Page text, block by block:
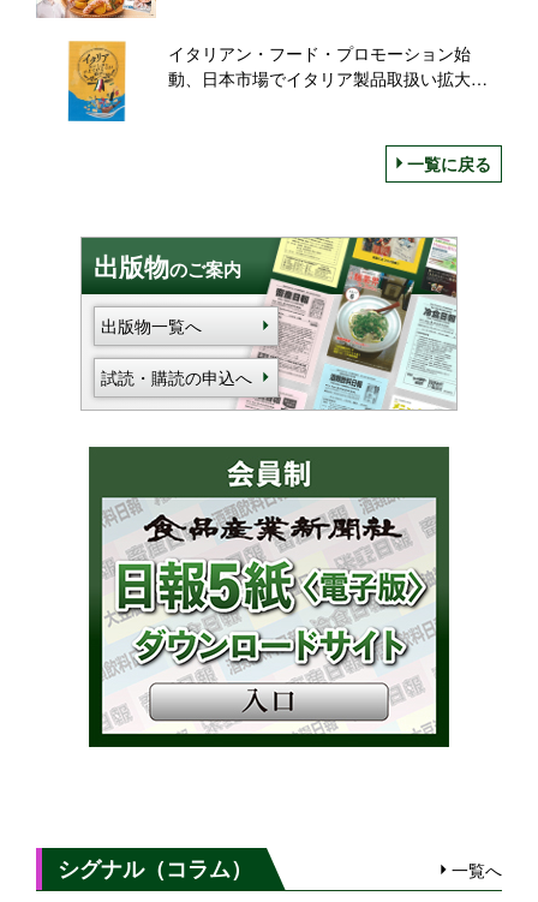
イタリアン・フード・プロモーション始
動、日本市場でイタリア製品取扱い拡大を
一覧に戻る
出版物のご案内
出版物一覧へ
試読・購読の申込へ
シグナル（コラム） 一覧へ